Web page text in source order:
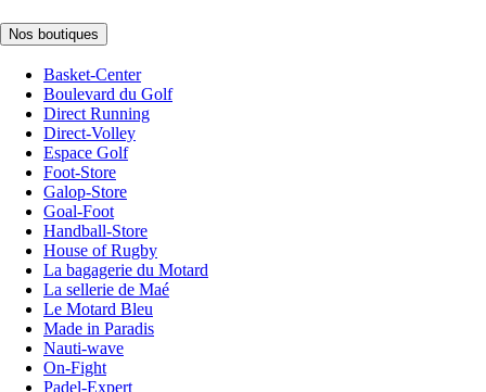
Nos boutiques
Basket-Center
Boulevard du Golf
Direct Running
Direct-Volley
Espace Golf
Foot-Store
Galop-Store
Goal-Foot
Handball-Store
House of Rugby
La bagagerie du Motard
La sellerie de Maé
Le Motard Bleu
Made in Paradis
Nauti-wave
On-Fight
Padel-Expert